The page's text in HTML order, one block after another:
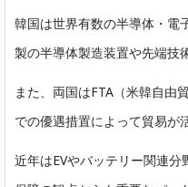
韓国は世界有数の半導体・電
製の半導体製造装置や先端技
また、両国はFTA（米韓自由
での優遇措置によって貿易が
近年はEVやバッテリー関連